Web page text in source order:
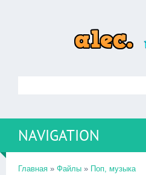
NAVIGATION
Главная » Файлы » Поп, музыка